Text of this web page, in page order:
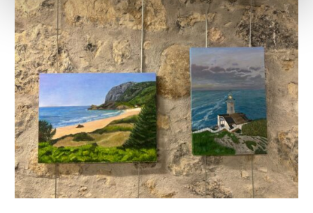
and set your preferences in the
details section.
Guk eta gure bazkideek zure datu pertsonalak
prozesatzen ditugu, zure IP zenbakia, besteak beste,
teknologia erabiliz, cookieak adibidez, iragarki eta eduki
pertsonalizatuak eskaintzeko, iragarkiak eta edukia
neurtzeko, jendeari buruzko informazioa biltzeko eta
produktuak garatzeko. Zure datuak nork eta zertarako
erabiltzen dituen hauta dezakezu.
Bazkide batzuek ez dizute baimenik eskatzen, eta beren
interes komertzial legitimoetan babesten dira. Ikusi gure